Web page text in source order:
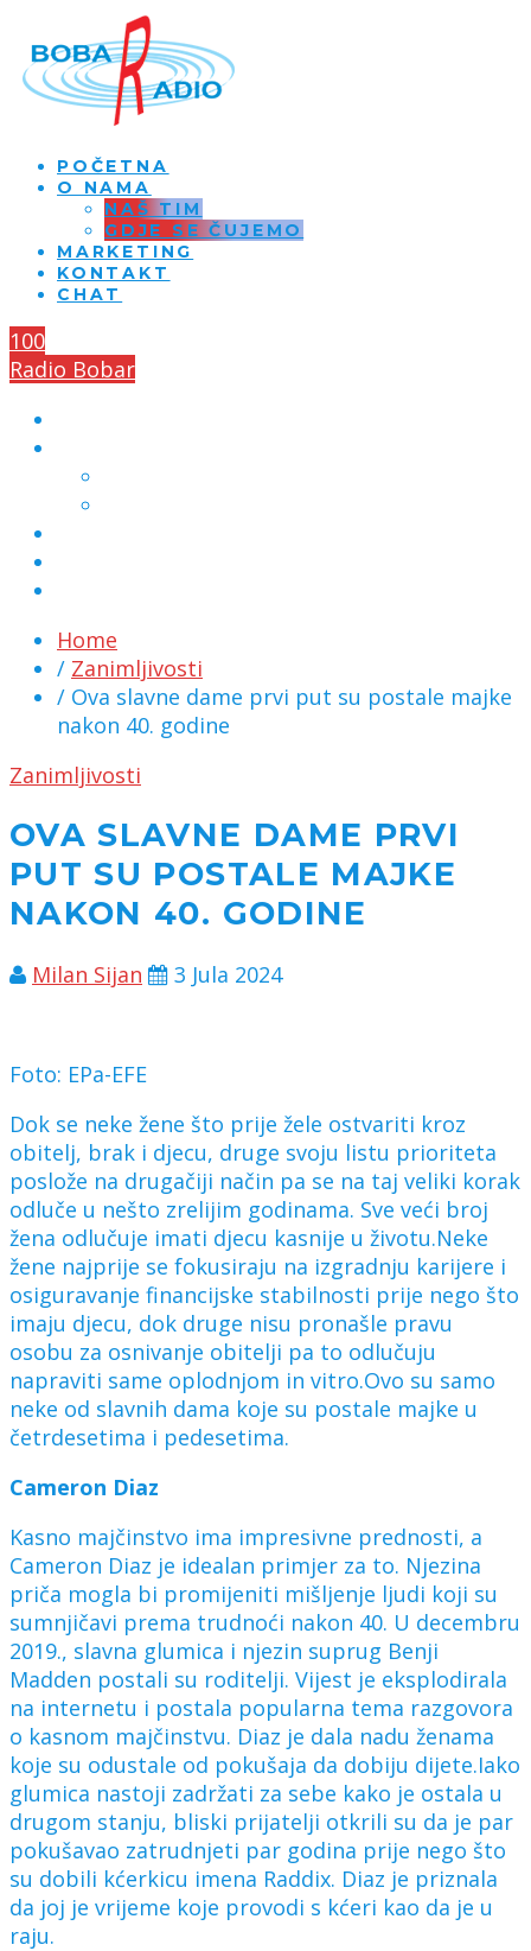
POČETNA
O NAMA
NAŠ TIM
GDJE SE ČUJEMO
MARKETING
KONTAKT
CHAT
100
Radio Bobar
Home
/ Zanimljivosti
/ Ova slavne dame prvi put su postale majke
nakon 40. godine
Zanimljivosti
OVA SLAVNE DAME PRVI
PUT SU POSTALE MAJKE
NAKON 40. GODINE
Milan Sijan 3 Jula 2024
Foto: EPa-EFE
Dok se neke žene što prije žele ostvariti kroz
obitelj, brak i djecu, druge svoju listu prioriteta
poslože na drugačiji način pa se na taj veliki korak
odluče u nešto zrelijim godinama. Sve veći broj
žena odlučuje imati djecu kasnije u životu.Neke
žene najprije se fokusiraju na izgradnju karijere i
osiguravanje financijske stabilnosti prije nego što
imaju djecu, dok druge nisu pronašle pravu
osobu za osnivanje obitelji pa to odlučuju
napraviti same oplodnjom in vitro.Ovo su samo
neke od slavnih dama koje su postale majke u
četrdesetima i pedesetima.
Cameron Diaz
Kasno majčinstvo ima impresivne prednosti, a
Cameron Diaz je idealan primjer za to. Njezina
priča mogla bi promijeniti mišljenje ljudi koji su
sumnjičavi prema trudnoći nakon 40. U decembru
2019., slavna glumica i njezin suprug Benji
Madden postali su roditelji. Vijest je eksplodirala
na internetu i postala popularna tema razgovora
o kasnom majčinstvu. Diaz je dala nadu ženama
koje su odustale od pokušaja da dobiju dijete.Iako
glumica nastoji zadržati za sebe kako je ostala u
drugom stanju, bliski prijatelji otkrili su da je par
pokušavao zatrudnjeti par godina prije nego što
su dobili kćerkicu imena Raddix. Diaz je priznala
da joj je vrijeme koje provodi s kćeri kao da je u
raju.